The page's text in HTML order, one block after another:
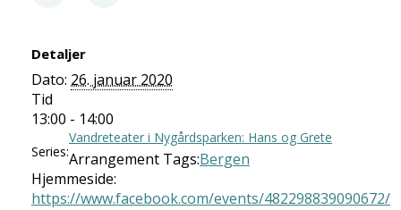
Detaljer
Dato: 26. januar 2020
Tid
13:00 - 14:00
Series:
Vandreteater i Nygårdsparken: Hans og Grete
Arrangement Tags:Bergen
Hjemmeside:
https://www.facebook.com/events/482298839090672/